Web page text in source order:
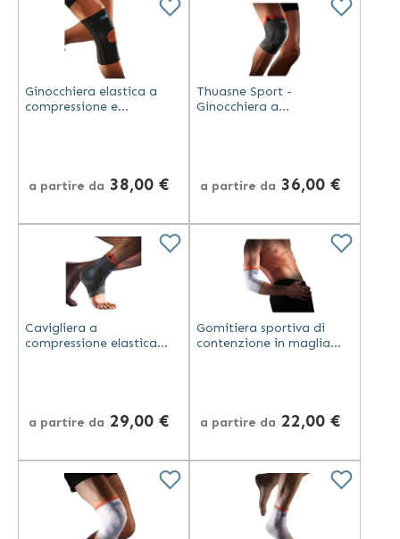
Ginocchiera elastica a
compressione e
a partire da 38,00 €
Thuasne Sport -
Ginocchiera a
a partire da 36,00 €
Cavigliera a
compressione elastica
a partire da 29,00 €
Gomitiera sportiva di
contenzione in maglia
a partire da 22,00 €